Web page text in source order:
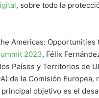
, sobre todo la
Americas:
2023, Félix
Países y Territorios de
de la Comisión
principal objetivo es el